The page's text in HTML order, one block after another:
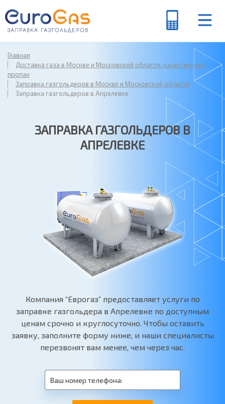
Главная
Доставка газа в Москве и Московской области: качественный
пропан
Заправка газгольдеров в Москве и Московской области
Заправка газгольдеров в Апрелевке
ЗАПРАВКА ГАЗГОЛЬДЕРОВ В
АПРЕЛЕВКЕ
Компания “Еврогаз” предоставляет услуги по
заправке газгольдера в Апрелевке по доступным
ценам срочно и круглосуточно. Чтобы оставить
заявку, заполните форму ниже, и наши специалисты
перезвонят вам менее, чем через час.